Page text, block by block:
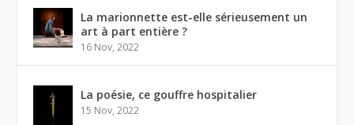
La marionnette est-elle sérieusement un
art à part entière ?
16 Nov, 2022
La poésie, ce gouffre hospitalier
15 Nov, 2022